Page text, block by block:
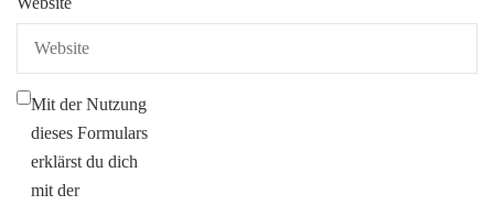
Mit der Nutzung
dieses Formulars
erklärst du dich
mit der